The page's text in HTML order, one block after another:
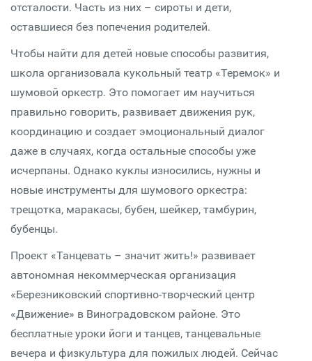
отсталости. Часть из них – сироты и дети,
оставшиеся без попечения родителей.
Чтобы найти для детей новые способы развития,
школа организовала кукольный театр «Теремок» и
шумовой оркестр. Это помогает им научиться
правильно говорить, развивает движения рук,
координацию и создает эмоциональный диалог
даже в случаях, когда остальные способы уже
исчерпаны. Однако куклы износились, нужны и
новые инструменты для шумового оркестра:
трещотка, маракасы, бубен, шейкер, тамбурин,
бубенцы.
Проект «Танцевать – значит жить!» развивает
автономная некоммерческая организация
«Березниковский спортивно-творческий центр
«Движение» в Виноградовском районе. Это
бесплатные уроки йоги и танцев, танцевальные
вечера и физкультура для пожилых людей. Сейчас